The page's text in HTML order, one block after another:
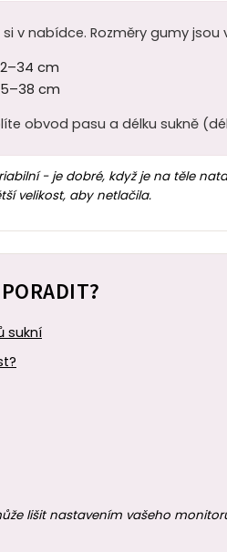
v nabídce. Rozměry gumy jsou
cm
cm
obvod pasu a délku sukně
- je dobré, když je na těle
velikost, aby netlačila.
sukní
lišit nastavením vašeho